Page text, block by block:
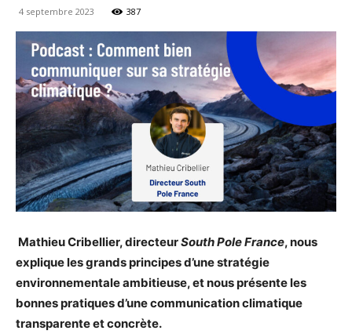
4 septembre 2023 387
Mathieu Cribellier, directeurSouth Pole France, nous
explique les grands principes d’une stratégie
environnementale ambitieuse, et nous présente les
bonnes pratiques d’une communication climatique
transparente et concrète.